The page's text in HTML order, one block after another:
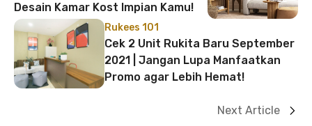
Desain Kamar Kost Impian Kamu!
Rukees 101
Cek 2 Unit Rukita Baru September
2021 | Jangan Lupa Manfaatkan
Promo agar Lebih Hemat!
Next Article